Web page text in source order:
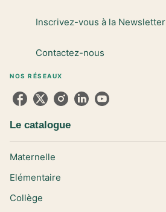
Inscrivez-vous à la Newsletter
Contactez-nous
NOS RÉSEAUX
Le catalogue
Maternelle
Elémentaire
Collège